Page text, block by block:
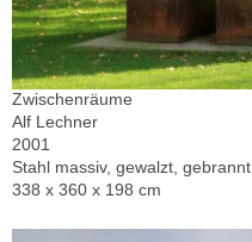
Zwischenräume
Alf Lechner
2001
Stahl massiv, gewalzt, gebrannt
338 x 360 x 198 cm